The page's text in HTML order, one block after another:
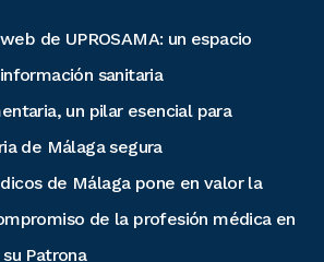
de UPROSAMA: un espacio
sanitaria
un pilar esencial para
de Málaga segura
de Málaga pone en valor la
de la profesión médica en
Patrona